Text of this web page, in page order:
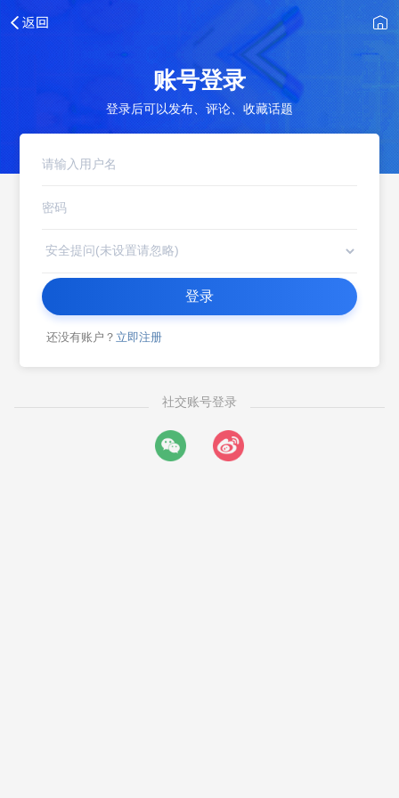
账号登录
登录后可以发布、评论、收藏话题
登录
还没有账户？ 立即注册
社交账号登录